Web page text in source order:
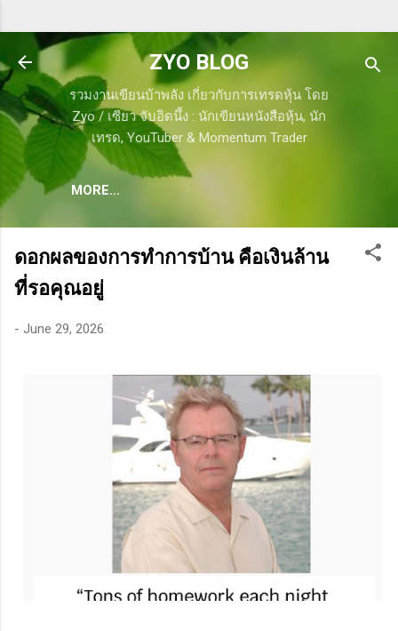
ZYO BLOG
รวมงานเขียนบ้าพลัง เกี่ยวกับการเทรดหุ้น โดย
Zyo / เซียว จับอิดนึ้ง : นักเขียนหนังสือหุ้น, นัก
เทรด, YouTuber & Momentum Trader
MORE…
ดอกผลของการทำการบ้าน คือเงินล้าน
ที่รอคุณอยู่
- June 29, 2026